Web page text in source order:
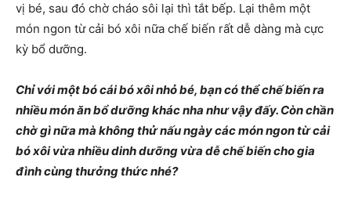
vị bé, sau đó chờ cháo sôi lại thì tắt bếp. Lại thêm một
món ngon từ cải bó xôi nữa chế biến rất dễ dàng mà cực
kỳ bổ dưỡng.
Chỉ với một bó cái bó xôi nhỏ bé, bạn có thể chế biến ra
nhiều món ăn bổ dưỡng khác nha như vậy đấy. Còn chần
chờ gì nữa mà không thử nấu ngày các món ngon từ cải
bó xôi vừa nhiều dinh dưỡng vừa dễ chế biến cho gia
đình cùng thưởng thức nhé?